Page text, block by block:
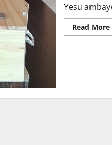
Yesu
Read More